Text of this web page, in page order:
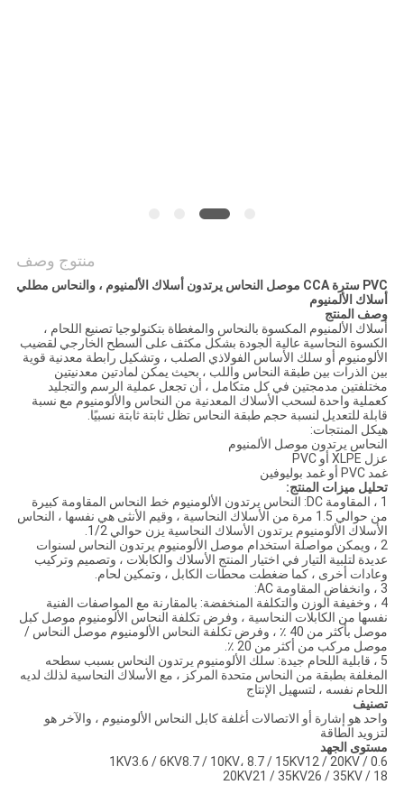
سياسة
الخصوصية
منتوج وصف
PVC سترة CCA موصل النحاس يرتدون أسلاك الألمنيوم ، والنحاس مطلي
الألمنيوم
الألمنيوم المكسوة بالنحاس والمغطاة بتكنولوجيا تصنيع اللحام ،
النحاسية عالية الجودة بشكل مكثف على السطح الخارجي لقضيب
أو سلك الأساس الفولاذي الصلب ، وتشكيل رابطة معدنية قوية
بين طبقة النحاس واللب ، بحيث يمكن لمادتين معدنيتين
مدمجتين في كل متكامل ، أن تجعل عملية الرسم والتجليد
واحدة لسحب الأسلاك المعدنية من النحاس والألومنيوم مع نسبة
للتعديل لنسبة حجم طبقة النحاس تظل ثابتة ثابتة نسبيًا.
يرتدون موصل الألمنيوم
ميزات المنتج:
1 ، المقاومة DC: النحاس يرتدون الألومنيوم خط النحاس المقاومة كبيرة
من حوالي 1.5 مرة من الأسلاك النحاسية ، وقيم الأنثى هي نفسها ، النحاس
الألومنيوم يرتدون الأسلاك النحاسية يزن حوالي 1/2.
مواصلة استخدام موصل الألومنيوم يرتدون النحاس لسنوات
لتلبية التيار في اختيار المنتج الأسلاك والكابلات ، وتصميم وتركيب
أخرى ، كما ضغطت محطات الكابل ، وتمكين لحام.
الوزن والتكلفة المنخفضة: بالمقارنة مع المواصفات الفنية
من الكابلات النحاسية ، وفرض تكلفة النحاس الألومنيوم موصل كبل
موصل بأكثر من 40 ٪ ، وفرض تكلفة النحاس الألومنيوم موصل النحاس /
مركب من أكثر من 20 ٪.
اللحام جيدة: سلك الألومنيوم يرتدون النحاس بسبب سطحه
بطبقة من النحاس متحدة المركز ، مع الأسلاك النحاسية لذلك لديه
نفسه ، لتسهيل الإنتاج
إشارة أو الاتصالات أغلفة كابل النحاس الألومنيوم ، والآخر هو
الطاقة
الجهد